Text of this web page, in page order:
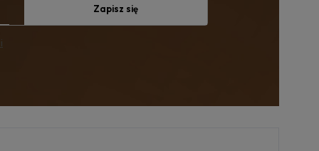
Zapisz się